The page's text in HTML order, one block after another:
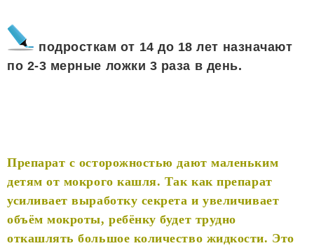
подросткам от 14 до 18 лет назначают
по 2-3 мерные ложки 3 раза в день.
Препарат с осторожностью дают маленьким
детям от мокрого кашля. Так как препарат
усиливает выработку секрета и увеличивает
объём мокроты, ребёнку будет трудно
откашлять большое количество жидкости. Это